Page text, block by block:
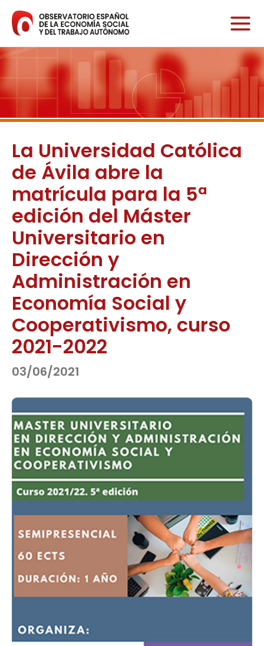
contenido
La Universidad Católica
de Ávila abre la
matrícula para la 5ª
edición del Máster
Universitario en
Dirección y
Administración en
Economía Social y
Cooperativismo, curso
2021-2022
03/06/2021